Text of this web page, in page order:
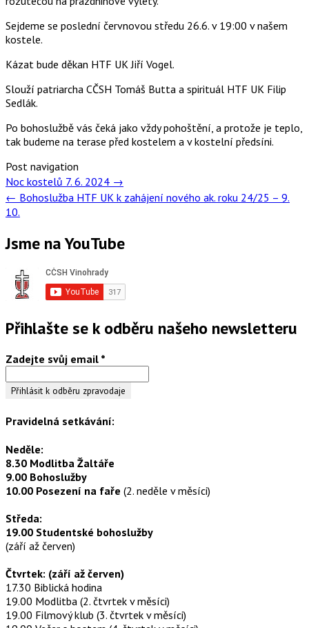
Sejdeme se poslední červnovou středu 26.6. v 19:00 v našem
kostele.
Kázat bude děkan HTF UK Jiří Vogel.
Slouží patriarcha CČSH Tomáš Butta a spirituál HTF UK Filip
Sedlák.
Po bohoslužbě vás čeká jako vždy pohoštění, a protože je teplo,
tak budeme na terase před kostelem a v kostelní předsíni.
Post navigation
Noc kostelů 7. 6. 2024 →
← Bohoslužba HTF UK k zahájení nového ak. roku 24/25 – 9.
10.
Jsme na YouTube
Přihlašte se k odběru našeho newsletteru
Zadejte svůj email *
Pravidelná setkávání:
Neděle:
8.30 Modlitba Žaltáře
9.00 Bohoslužby
10.00 Posezení na faře (2. neděle v měsíci)
Středa:
19.00 Studentské bohoslužby
(září až červen)
Čtvrtek: (září až červen)
17.30 Biblická hodina
19.00 Modlitba (2. čtvrtek v měsíci)
19.00 Filmový klub (3. čtvrtek v měsíci)